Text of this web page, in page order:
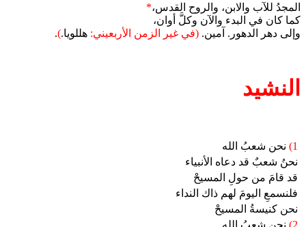
المجدُ للآب والابن، والروح القدس،*
كما كان في البدء والآن وكلَّ أوان،
وإلى دهر الدهور. آمين. (في غير الزمن الأربعيني: هللويا.)
.
النشيد
1)
نحن شعبُ الله
نحنُ شعبٌ قد دعاه الأنبياء
قد قامَ من حولِ المسيحْ
فلنسمعِ اليومَ لهم ذاك النداء
نحن كنيسةُ المسيحْ